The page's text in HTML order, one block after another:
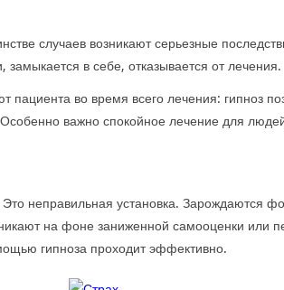
случаев возникают серьезные
замыкается в себе, отказывается от лечения.
пациента во время всего лечения: гипноз
важно спокойное лечение для
неправильная установка. Зарождаются
на фоне заниженной самооценки или
гипноза проходит эффективно.